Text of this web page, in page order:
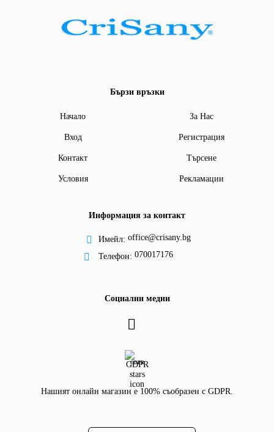
Бързи връзки
Начало За Нас
Вход Регистрация
Контакт Търсене
Условия Рекламации
Информация за контакт
Имейл: office@crisany.bg
Телефон: 070017176
Социални медии
GDPR
Нашият онлайн магазин е 100% съобразен с GDPR.